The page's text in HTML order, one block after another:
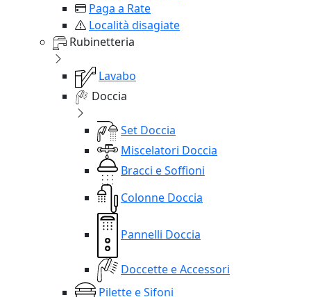
Paga a Rate
Località disagiate
Rubinetteria
Lavabo
Doccia
Set Doccia
Miscelatori Doccia
Bracci e Soffioni
Colonne Doccia
Pannelli Doccia
Doccette e Accessori
Pilette e Sifoni